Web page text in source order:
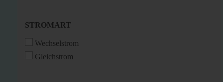
STROMART
STROMART
Wechselstrom
Gleichstrom